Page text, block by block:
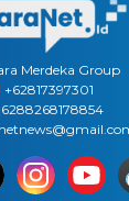
Merdeka Group
‪+62817397301